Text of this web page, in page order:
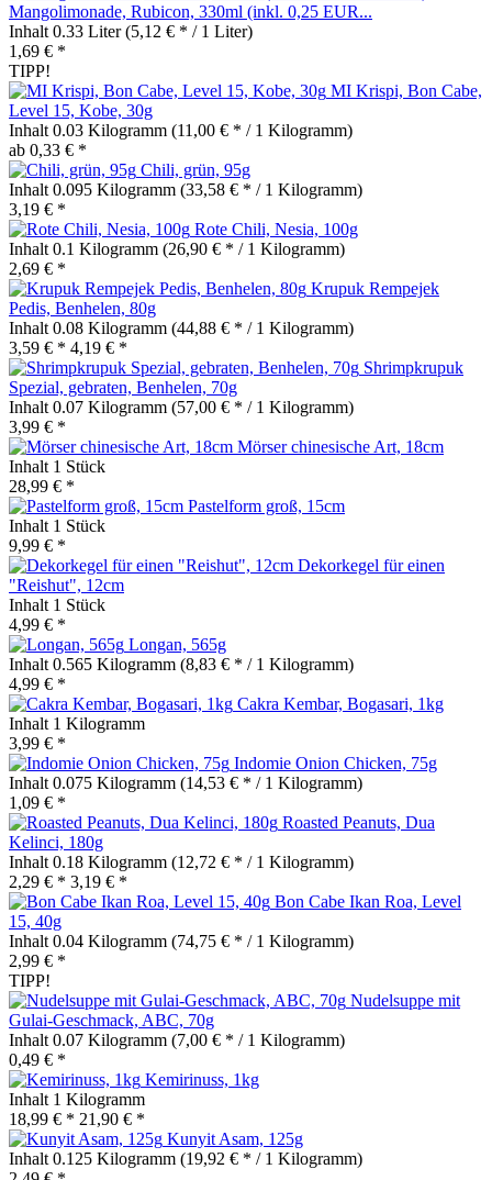
Mangolimonade, Rubicon, 330ml (inkl. 0,25 EUR...
Inhalt 0.33 Liter(5,12 € * / 1 Liter)
1,69 € *
TIPP!
MI Krispi, Bon Cabe,
Level 15, Kobe, 30g
Inhalt 0.03 Kilogramm (11,00 € * / 1 Kilogramm)
ab 0,33 € *
Chili, grün, 95g
Inhalt 0.095 Kilogramm (33,58 € * / 1 Kilogramm)
3,19 € *
Rote Chili, Nesia, 100g
Inhalt 0.1 Kilogramm (26,90 € * / 1 Kilogramm)
2,69 € *
Krupuk Rempejek
Pedis, Benhelen, 80g
Inhalt 0.08 Kilogramm (44,88 € * / 1 Kilogramm)
3,59 € * 4,19 € *
Shrimpkrupuk
Spezial, gebraten, Benhelen, 70g
Inhalt 0.07 Kilogramm (57,00 € * / 1 Kilogramm)
3,99 € *
Mörser chinesische Art, 18cm
Inhalt 1 Stück
28,99 € *
Pastelform groß, 15cm
Inhalt 1 Stück
9,99 € *
Dekorkegel für einen
"Reishut", 12cm
Inhalt 1 Stück
4,99 € *
Longan, 565g
Inhalt 0.565 Kilogramm (8,83 € * / 1 Kilogramm)
4,99 € *
Cakra Kembar, Bogasari, 1kg
Inhalt 1 Kilogramm
3,99 € *
Indomie Onion Chicken, 75g
Inhalt 0.075 Kilogramm (14,53 € * / 1 Kilogramm)
1,09 € *
Roasted Peanuts, Dua
Kelinci, 180g
Inhalt 0.18 Kilogramm (12,72 € * / 1 Kilogramm)
2,29 € * 3,19 € *
Bon Cabe Ikan Roa, Level
15, 40g
Inhalt 0.04 Kilogramm (74,75 € * / 1 Kilogramm)
2,99 € *
TIPP!
Nudelsuppe mit
Gulai-Geschmack, ABC, 70g
Inhalt 0.07 Kilogramm (7,00 € * / 1 Kilogramm)
0,49 € *
Kemirinuss, 1kg
Inhalt 1 Kilogramm
18,99 € * 21,90 € *
Kunyit Asam, 125g
Inhalt 0.125 Kilogramm (19,92 € * / 1 Kilogramm)